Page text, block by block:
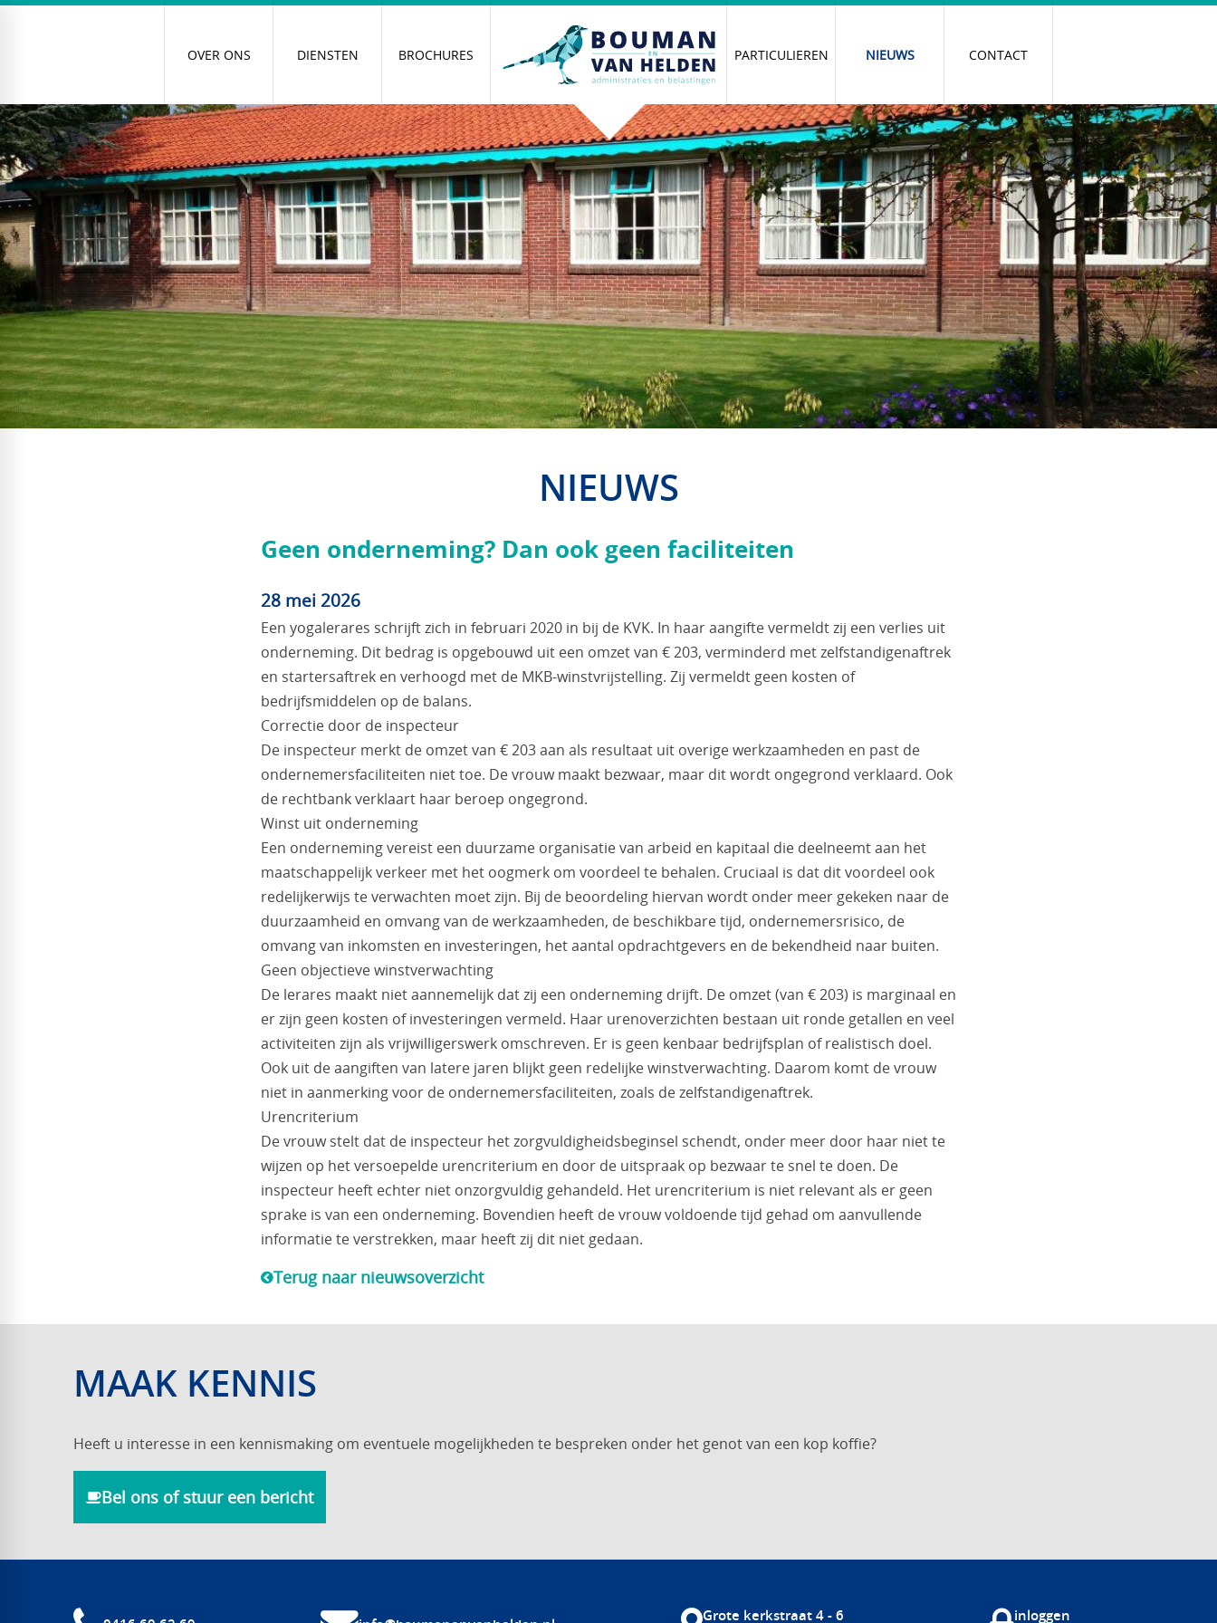
OVER ONS DIENSTEN BROCHURES PARTICULIEREN NIEUWS CONTACT
NIEUWS
Geen onderneming? Dan ook geen faciliteiten
28 mei 2026
Een yogalerares schrijft zich in februari 2020 in bij de KVK. In haar aangifte vermeldt zij een verlies uit
onderneming. Dit bedrag is opgebouwd uit een omzet van € 203, verminderd met zelfstandigenaftrek
en startersaftrek en verhoogd met de MKB-winstvrijstelling. Zij vermeldt geen kosten of
bedrijfsmiddelen op de balans.
Correctie door de inspecteur
De inspecteur merkt de omzet van € 203 aan als resultaat uit overige werkzaamheden en past de
ondernemersfaciliteiten niet toe. De vrouw maakt bezwaar, maar dit wordt ongegrond verklaard. Ook
de rechtbank verklaart haar beroep ongegrond.
Winst uit onderneming
Een onderneming vereist een duurzame organisatie van arbeid en kapitaal die deelneemt aan het
maatschappelijk verkeer met het oogmerk om voordeel te behalen. Cruciaal is dat dit voordeel ook
redelijkerwijs te verwachten moet zijn. Bij de beoordeling hiervan wordt onder meer gekeken naar de
duurzaamheid en omvang van de werkzaamheden, de beschikbare tijd, ondernemersrisico, de
omvang van inkomsten en investeringen, het aantal opdrachtgevers en de bekendheid naar buiten.
Geen objectieve winstverwachting
De lerares maakt niet aannemelijk dat zij een onderneming drijft. De omzet (van € 203) is marginaal en
er zijn geen kosten of investeringen vermeld. Haar urenoverzichten bestaan uit ronde getallen en veel
activiteiten zijn als vrijwilligerswerk omschreven. Er is geen kenbaar bedrijfsplan of realistisch doel.
Ook uit de aangiften van latere jaren blijkt geen redelijke winstverwachting. Daarom komt de vrouw
niet in aanmerking voor de ondernemersfaciliteiten, zoals de zelfstandigenaftrek.
Urencriterium
De vrouw stelt dat de inspecteur het zorgvuldigheidsbeginsel schendt, onder meer door haar niet te
wijzen op het versoepelde urencriterium en door de uitspraak op bezwaar te snel te doen. De
inspecteur heeft echter niet onzorgvuldig gehandeld. Het urencriterium is niet relevant als er geen
sprake is van een onderneming. Bovendien heeft de vrouw voldoende tijd gehad om aanvullende
informatie te verstrekken, maar heeft zij dit niet gedaan.
Terug naar nieuwsoverzicht
MAAK KENNIS
Heeft u interesse in een kennismaking om eventuele mogelijkheden te bespreken onder het genot van een kop koffie?
Bel ons of stuur een bericht
Grote kerkstraat 4 - 6 inloggen